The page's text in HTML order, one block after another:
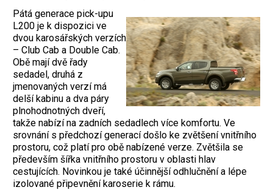
Pátá generace pick-upu
L200 je k dispozici ve
dvou karosářských verzích
– Club Cab a Double Cab.
Obě mají dvě řady
sedadel, druhá z
jmenovaných verzí má
delší kabinu a dva páry
plnohodnotných dveří,
takže nabízí na zadních sedadlech více komfortu. Ve
srovnání s předchozí generací došlo ke zvětšení vnitřního
prostoru, což platí pro obě nabízené verze. Zvětšila se
především šířka vnitřního prostoru v oblasti hlav
cestujících. Novinkou je také účinnější odhlučnění a lépe
izolované připevnění karoserie k rámu.